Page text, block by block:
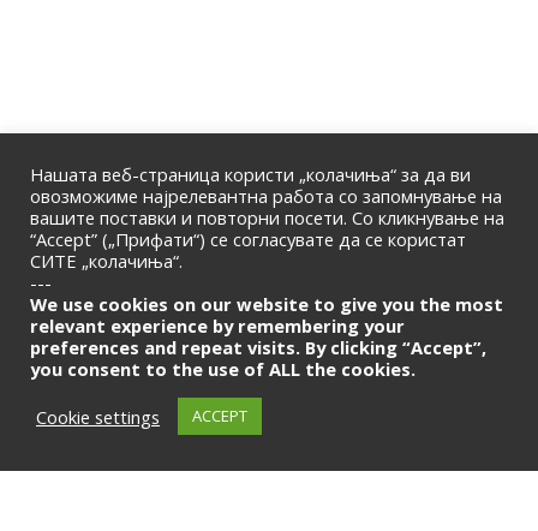
ПОЧЕТНА
© 2026 | Македонска Банкарска Асоцијација
Само за членови
Нашата веб-страница користи „колачиња“ за да ви
овозможиме најрелевантна работа со запомнување на
вашите поставки и повторни посети. Со кликнување на
“Accept” („Прифати“) се согласувате да се користат
СИТЕ „колачиња“.
---
We use cookies on our website to give you the most
relevant experience by remembering your
preferences and repeat visits. By clicking “Accept”,
you consent to the use of ALL the cookies.
Cookie settings
ACCEPT